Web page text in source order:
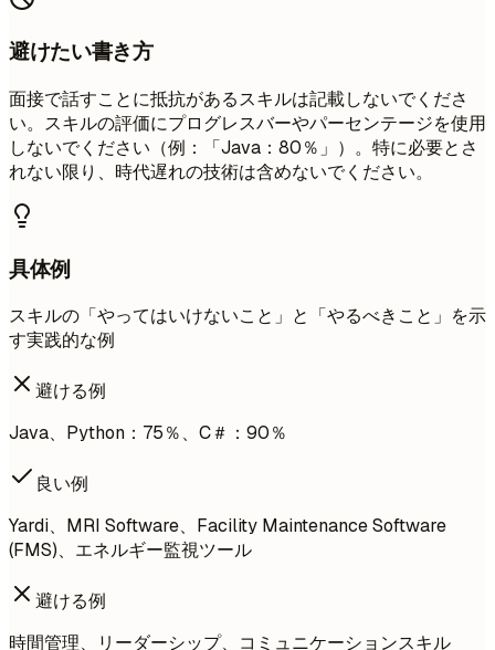
避けたい書き方
面接で話すことに抵抗があるスキルは記載しないでくださ
い。スキルの評価にプログレスバーやパーセンテージを使用
しないでください（例：「Java：80％」）。特に必要とさ
れない限り、時代遅れの技術は含めないでください。
具体例
スキルの「やってはいけないこと」と「やるべきこと」を示
す実践的な例
避ける例
Java、Python：75％、C＃：90％
良い例
Yardi、MRI Software、Facility Maintenance Software
(FMS)、エネルギー監視ツール
避ける例
時間管理、リーダーシップ、コミュニケーションスキル